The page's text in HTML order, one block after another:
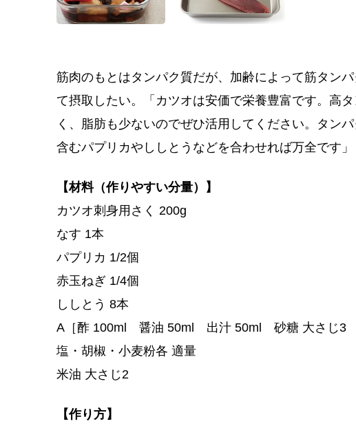
筋肉のもとはタンパク質だが、加齢によって筋タン
て摂取したい。「カツオは安価で栄養豊富です。高
く、脂肪も少ないのでぜひ活用してください。タン
含むパプリカやししとうなどを合わせれば万全です」
【材料（作りやすい分量）】
カツオ刺身用さく 200g
なす 1本
パプリカ 1/2個
赤玉ねぎ 1/4個
ししとう 8本
A［酢 100ml 醤油 50ml 出汁 50ml 砂糖 大さじ3
塩・胡椒・小麦粉各 適量
米油 大さじ2
【作り方】